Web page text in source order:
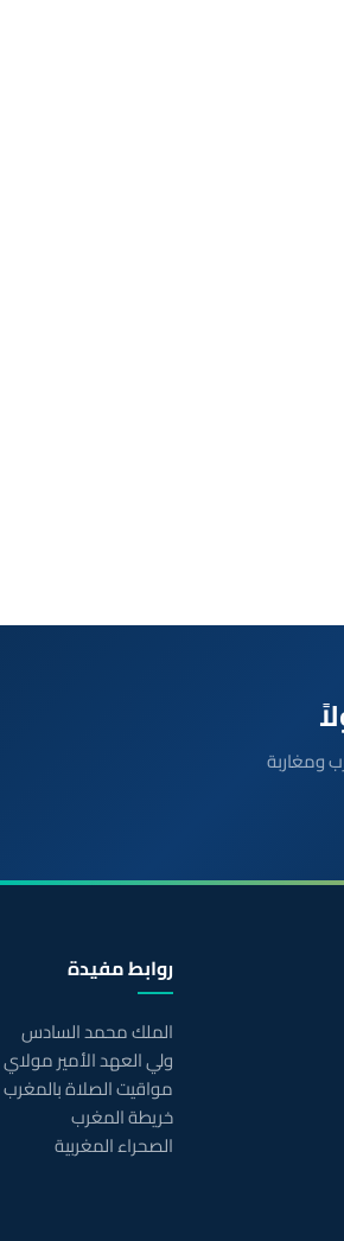
ومغاربة
روابط مفيدة
الملك محمد السادس
ولي العهد الأمير
مواقيت الصلاة بالمغرب
خريطة المغرب
الصحراء المغربية